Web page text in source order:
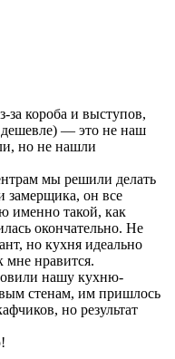
за короба и выступов,
дешевле) — это не наш
но не нашли
мы решили делать
замерщика, он все
именно такой, как
окончательно. Не
но кухня идеально
мне нравится.
нашу кухню-
стенам, им пришлось
но результат